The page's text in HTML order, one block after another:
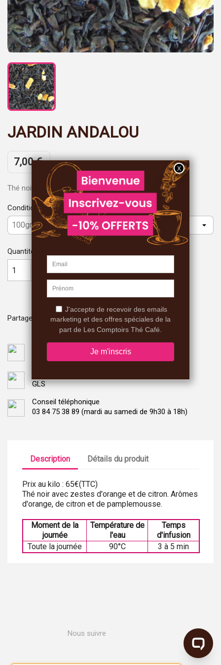
JARDIN ANDALOU
7,00 €
Thé noir aromatisé orange, citron, pamplemousse.
Conditionnement : 100gr
Quantité

Partager
Paiement sécurisé
GLS
Conseil téléphonique
03 84 75 38 89 (mardi au samedi de 9h30 à 18h)
Description Détails du produit
Prix au kilo : 65€(TTC)
Thé noir avec zestes d'orange et de citron. Arômes
d'orange, de citron et de pamplemousse.
Moment de la
journée
Température de
l'eau
Temps
d'infusion
Toute la journée
90°C 3 à 5 min
Nous suivre